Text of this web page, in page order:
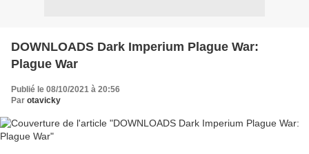
DOWNLOADS Dark Imperium Plague War:
Plague War
Publié le 08/10/2021 à 20:56
Par otavicky